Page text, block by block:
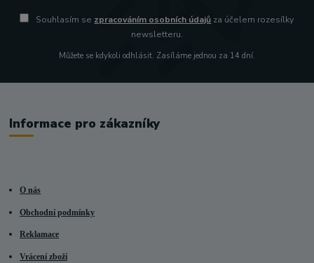
Souhlasím se zpracováním osobních údajů za účelem rozesílky
newsletteru.
Můžete se kdykoli odhlásit. Zasíláme jednou za 14 dní.
Informace pro zákazníky
O nás
Obchodní podmínky
Reklamace
Vrácení zboží